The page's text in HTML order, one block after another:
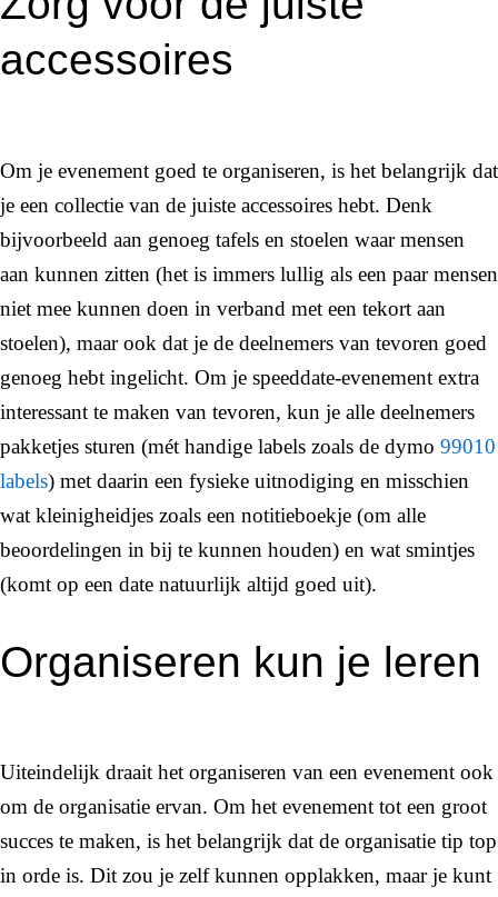
accessoires
Om je evenement goed te organiseren, is het belangrijk dat
je een collectie van de juiste accessoires hebt. Denk
bijvoorbeeld aan genoeg tafels en stoelen waar mensen
aan kunnen zitten (het is immers lullig als een paar mensen
niet mee kunnen doen in verband met een tekort aan
stoelen), maar ook dat je de deelnemers van tevoren goed
genoeg hebt ingelicht. Om je speeddate-evenement extra
interessant te maken van tevoren, kun je alle deelnemers
pakketjes sturen (mét handige labels zoals de dymo 99010
labels) met daarin een fysieke uitnodiging en misschien
wat kleinigheidjes zoals een notitieboekje (om alle
beoordelingen in bij te kunnen houden) en wat smintjes
(komt op een date natuurlijk altijd goed uit).
Organiseren kun je leren
Uiteindelijk draait het organiseren van een evenement ook
om de organisatie ervan. Om het evenement tot een groot
succes te maken, is het belangrijk dat de organisatie tip top
in orde is. Dit zou je zelf kunnen opplakken, maar je kunt